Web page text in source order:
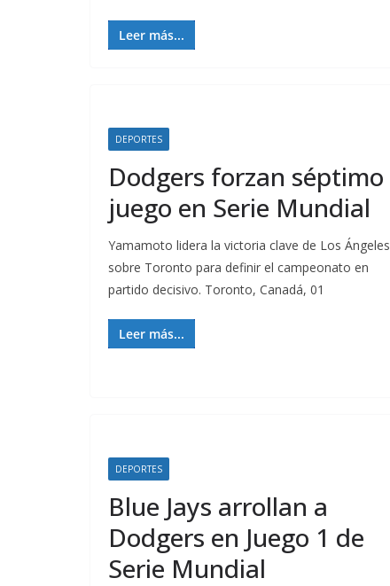
Leer más...
DEPORTES
Dodgers forzan séptimo
juego en Serie Mundial
Yamamoto lidera la victoria clave de Los Ángeles
sobre Toronto para definir el campeonato en
partido decisivo. Toronto, Canadá, 01
Leer más...
DEPORTES
Blue Jays arrollan a
Dodgers en Juego 1 de
Serie Mundial